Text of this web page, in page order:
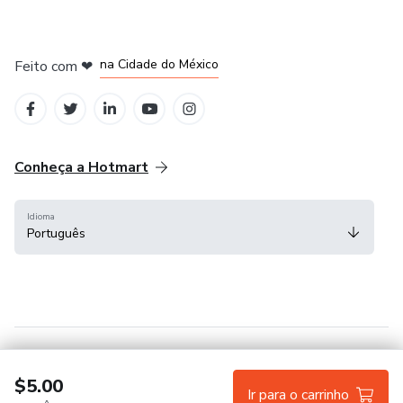
$5.00 Ir para o carrinho
Feito com ❤ na Cidade do México
Conheça a Hotmart
Idioma
Português
Central de ajuda